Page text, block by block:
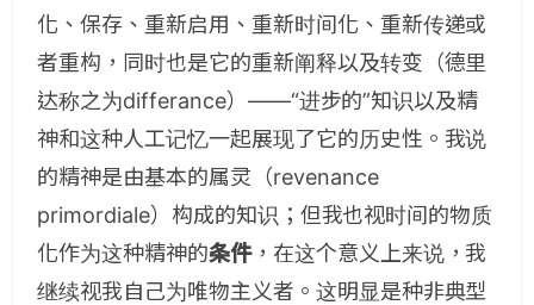
化、保存、重新启用、重新时间化、重新传递或
者重构，同时也是它的重新阐释以及转变（德里
达称之为differance）——“进步的”知识以及精
神和这种人工记忆一起展现了它的历史性。我说
的精神是由基本的属灵（revenance
primordiale）构成的知识；但我也视时间的物质
化作为这种精神的条件，在这个意义上来说，我
继续视我自己为唯物主义者。这明显是种非典型